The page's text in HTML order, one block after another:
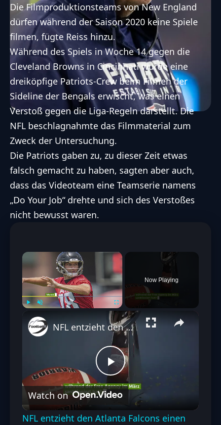
Die Filmproduktionsteams von New England
dürfen während der Saison 2020 keine Spiele
filmen, fügte Reiss hinzu.
Während des Spiels in Woche 14 gegen die
Cleveland Browns in Cincinnati wurde eine
dreiköpfige Patriots-Crew beim Filmen der
Sideline der Bengals erwischt, was einen
Verstoß gegen die Liga-Regeln darstellt. Die
NFL beschlagnahmte das Filmmaterial zum
Zweck der Untersuchung.
Die Patriots gaben zu, zu dieser Zeit etwas
falsch gemacht zu haben, sagten aber auch,
dass das Videoteam eine Teamserie namens
„Do Your Job“ drehte und sich des Verstoßes
nicht bewusst waren.
×
Fullscreen
Now Playing
Play
Video
NFL entzieht den Atlanta Falcons einen Draft Pick
Watch on
NFL entzieht den Atlanta Falcons einen